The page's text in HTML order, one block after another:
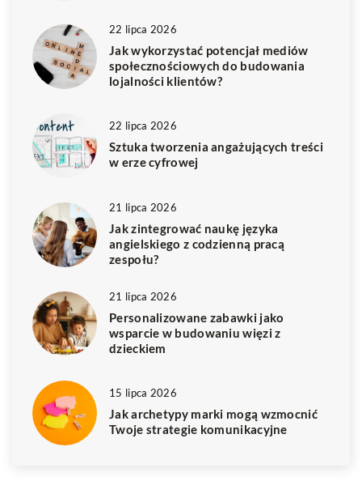
22 lipca 2026
Jak wykorzystać potencjał mediów
społecznościowych do budowania
lojalności klientów?
22 lipca 2026
Sztuka tworzenia angażujących treści
w erze cyfrowej
21 lipca 2026
Jak zintegrować naukę języka
angielskiego z codzienną pracą
zespołu?
21 lipca 2026
Personalizowane zabawki jako
wsparcie w budowaniu więzi z
dzieckiem
15 lipca 2026
Jak archetypy marki mogą wzmocnić
Twoje strategie komunikacyjne